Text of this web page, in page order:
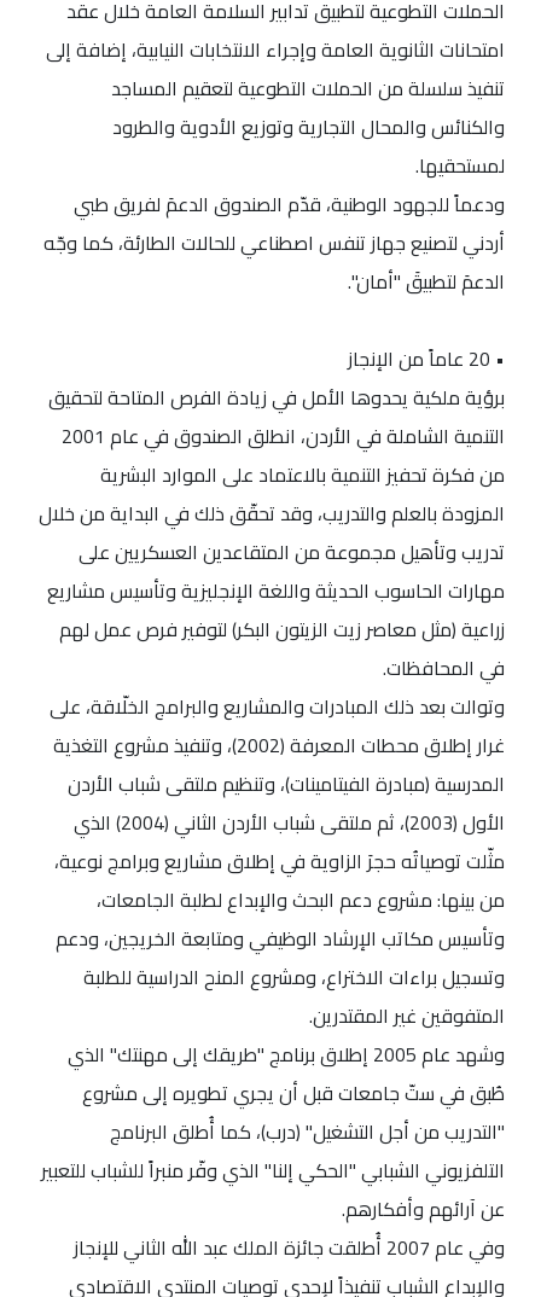
الحملات التطوعية لتطبيق تدابير السلامة العامة خلال عقد
امتحانات الثانوية العامة وإجراء الانتخابات النيابية، إضافة إلى
تنفيذ سلسلة من الحملات التطوعية لتعقيم المساجد
والكنائس والمحال التجارية وتوزيع الأدوية والطرود
لمستحقيها.
ودعماً للجهود الوطنية، قدّم الصندوق الدعمَ لفريق طبي
أردني لتصنيع جهاز تنفس اصطناعي للحالات الطارئة، كما وجّه
الدعمَ لتطبيقَ "أمان".
• 20 عاماً من الإنجاز
برؤية ملكية يحدوها الأمل في زيادة الفرص المتاحة لتحقيق
التنمية الشاملة في الأردن، انطلق الصندوق في عام 2001
من فكرة تحفيز التنمية بالاعتماد على الموارد البشرية
المزودة بالعلم والتدريب، وقد تحقّق ذلك في البداية من خلال
تدريب وتأهيل مجموعة من المتقاعدين العسكريين على
مهارات الحاسوب الحديثة واللغة الإنجليزية وتأسيس مشاريع
زراعية (مثل معاصر زيت الزيتون البكر) لتوفير فرص عمل لهم
في المحافظات.
وتوالت بعد ذلك المبادرات والمشاريع والبرامج الخلّاقة، على
غرار إطلاق محطات المعرفة (2002)، وتنفيذ مشروع التغذية
المدرسية (مبادرة الفيتامينات)، وتنظيم ملتقى شباب الأردن
الأول (2003)، ثم ملتقى شباب الأردن الثاني (2004) الذي
مثّلت توصياتُه حجرَ الزاوية في إطلاق مشاريع وبرامج نوعية،
من بينها: مشروع دعم البحث والإبداع لطلبة الجامعات،
وتأسيس مكاتب الإرشاد الوظيفي ومتابعة الخريجين، ودعم
وتسجيل براءات الاختراع، ومشروع المنح الدراسية للطلبة
المتفوقين غير المقتدرين.
وشهد عام 2005 إطلاق برنامج "طريقك إلى مهنتك" الذي
طُبق في ستّ جامعات قبل أن يجري تطويره إلى مشروع
"التدريب من أجل التشغيل" (درب)، كما أُطلق البرنامج
التلفزيوني الشبابي "الحكي إلنا" الذي وفّر منبراً للشباب للتعبير
عن آرائهم وأفكارهم.
وفي عام 2007 أُطلقت جائزة الملك عبد الله الثاني للإنجاز
والإبداع الشباب تنفيذاً لإحدى توصيات المنتدى الاقتصادي